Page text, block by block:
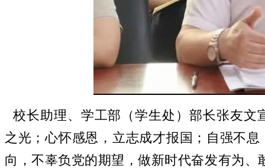
校长助理、学工部（学生处）部长张友
之光；心怀感恩，立志成才报国；自强不
向，不辜负党的期望，做新时代奋发有为、